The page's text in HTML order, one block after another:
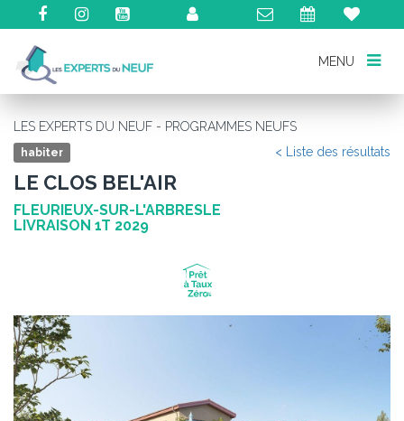
MENU
MENU
LES EXPERTS DU NEUF - PROGRAMMES NEUFS
habiter < Liste des résultats
LE CLOS BEL'AIR
FLEURIEUX-SUR-L'ARBRESLE
LIVRAISON 1T 2029
Précédent